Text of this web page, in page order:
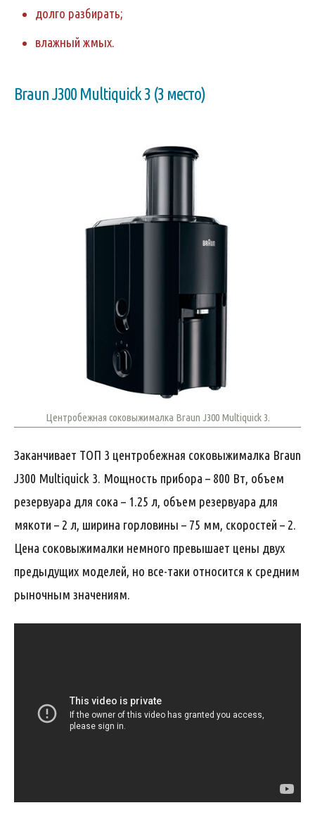
долго разбирать;
влажный жмых.
Braun J300 Multiquick 3 (3 место)
Центробежная соковыжималка Braun J300 Multiquick 3.
Заканчивает ТОП 3 центробежная соковыжималка Braun
J300 Multiquick 3. Мощность прибора – 800 Вт, объем
резервуара для сока – 1.25 л, объем резервуара для
мякоти – 2 л, ширина горловины – 75 мм, скоростей – 2.
Цена соковыжималки немного превышает цены двух
предыдущих моделей, но все-таки относится к средним
рыночным значениям.